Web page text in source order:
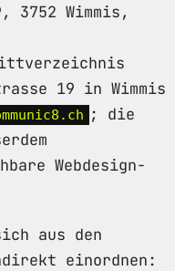
3752 Wimmis,
19 in Wimmis
; die
Webdesign-
aus den
einordnen: